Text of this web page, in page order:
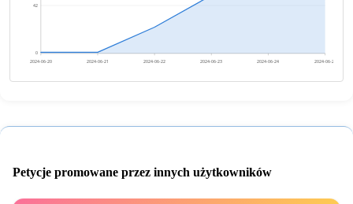
0
42
2024-06-20 2024-06-21 2024-06-22 2024-06-23 2024-06-24 2024-06-25
Petycje promowane przez innych użytkowników